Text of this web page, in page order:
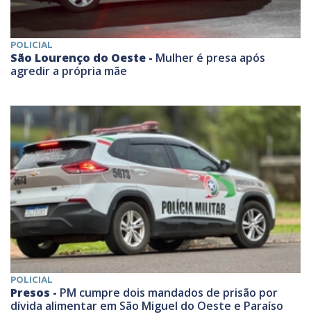
POLICIAL
São Lourenço do Oeste - Mulher é presa após
agredir a própria mãe
POLICIAL
Presos - PM cumpre dois mandados de prisão por
dívida alimentar em São Miguel do Oeste e Paraíso